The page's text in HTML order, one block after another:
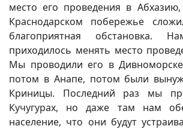
место его проведения в
Краснодарском побережье
благоприятная обстановка.
приходилось менять место
Мы проводили его в Дивноморске
потом в Анапе, потом были
Криницы. Последний раз мы
Кучугурах, но даже там нам
население, что они будут